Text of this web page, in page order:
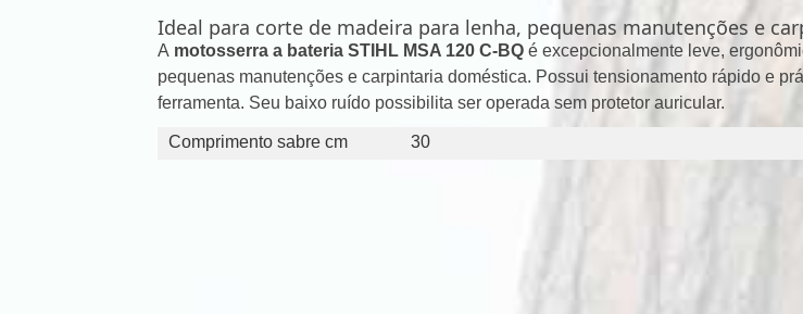
Ideal para corte de madeira para lenha, pequenas manutenções e
A motosserra a bateria STIHL MSA 120 C-BQ é excepcionalmente leve,
pequenas manutenções e carpintaria doméstica. Possui tensionamento rápido e
ferramenta. Seu baixo ruído possibilita ser operada sem protetor auricular.
Comprimento sabre cm 30